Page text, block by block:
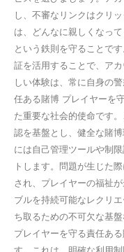
し、不審なリンクはクリ
は、どんなに親しくなっ
という鉄則を守ることで
証を活用することで、ア
しい体験は、常に自身の
任ある賭博 プレイヤーを
た重要な社会的使命です
認を基盤とし、健全な賭
には自己管理ツールや制
トします。問題が生じた
され、プレイヤーの福祉
ブルを持続可能なレクリ
ち取るための不可欠な基
プレイヤーを守る責任あ